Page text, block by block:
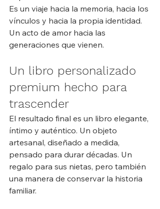
Es un viaje hacia la memoria, hacia los
vínculos y hacia la propia identidad.
Un acto de amor hacia las
generaciones que vienen.
Un libro personalizado
premium hecho para
trascender
El resultado final es un libro elegante,
íntimo y auténtico. Un objeto
artesanal, diseñado a medida,
pensado para durar décadas. Un
regalo para sus nietas, pero también
una manera de conservar la historia
familiar.